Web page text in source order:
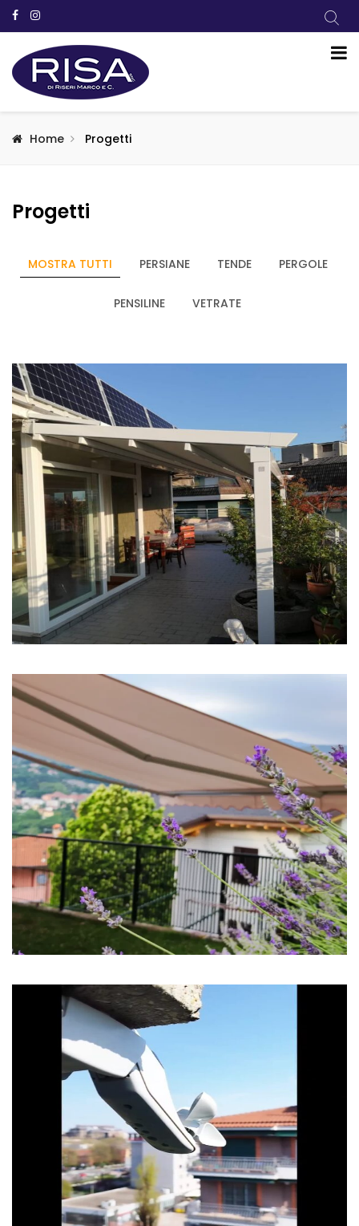
Home Progetti
Progetti
MOSTRA TUTTI PERSIANE TENDE PERGOLE
PENSILINE VETRATE